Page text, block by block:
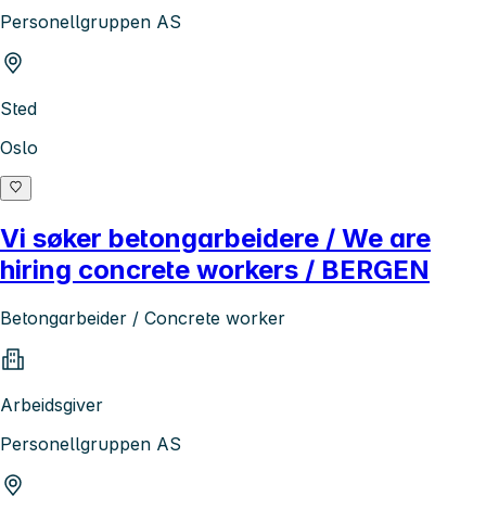
Personellgruppen AS
Sted
Oslo
Vi søker betongarbeidere / We are
hiring concrete workers / BERGEN
Betongarbeider / Concrete worker
Arbeidsgiver
Personellgruppen AS